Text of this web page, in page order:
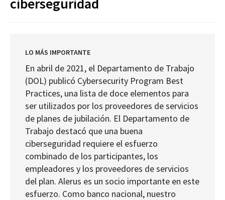
LO MÁS IMPORTANTE
En abril de 2021, el Departamento de Trabajo
(DOL) publicó Cybersecurity Program Best
Practices, una lista de doce elementos para
ser utilizados por los proveedores de servicios
de planes de jubilación. El Departamento de
Trabajo destacó que una buena
ciberseguridad requiere el esfuerzo
combinado de los participantes, los
empleadores y los proveedores de servicios
del plan. Alerus es un socio importante en este
esfuerzo. Como banco nacional, nuestro